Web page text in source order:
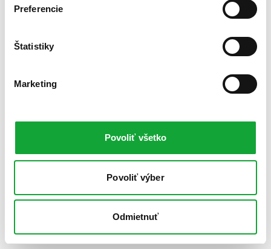
Preferencie
Štatistiky
Marketing
Povoliť všetko
Povoliť výber
Odmietnuť